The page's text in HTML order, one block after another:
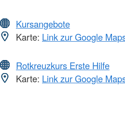
Kursangebote
Karte: Link zur Google
Rotkreuzkurs Erste Hilfe
Karte: Link zur Google